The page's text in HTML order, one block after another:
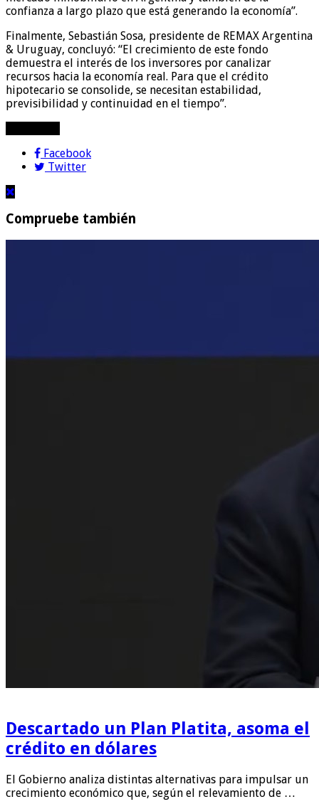
confianza a largo plazo que está generando la economía”.
Finalmente, Sebastián Sosa, presidente de REMAX Argentina
& Uruguay, concluyó: “El crecimiento de este fondo
demuestra el interés de los inversores por canalizar
recursos hacia la economía real. Para que el crédito
hipotecario se consolide, se necesitan estabilidad,
previsibilidad y continuidad en el tiempo”.
Facebook
Twitter
Compruebe también
Descartado un Plan Platita, asoma el
crédito en dólares
El Gobierno analiza distintas alternativas para impulsar un
crecimiento económico que, según el relevamiento de …